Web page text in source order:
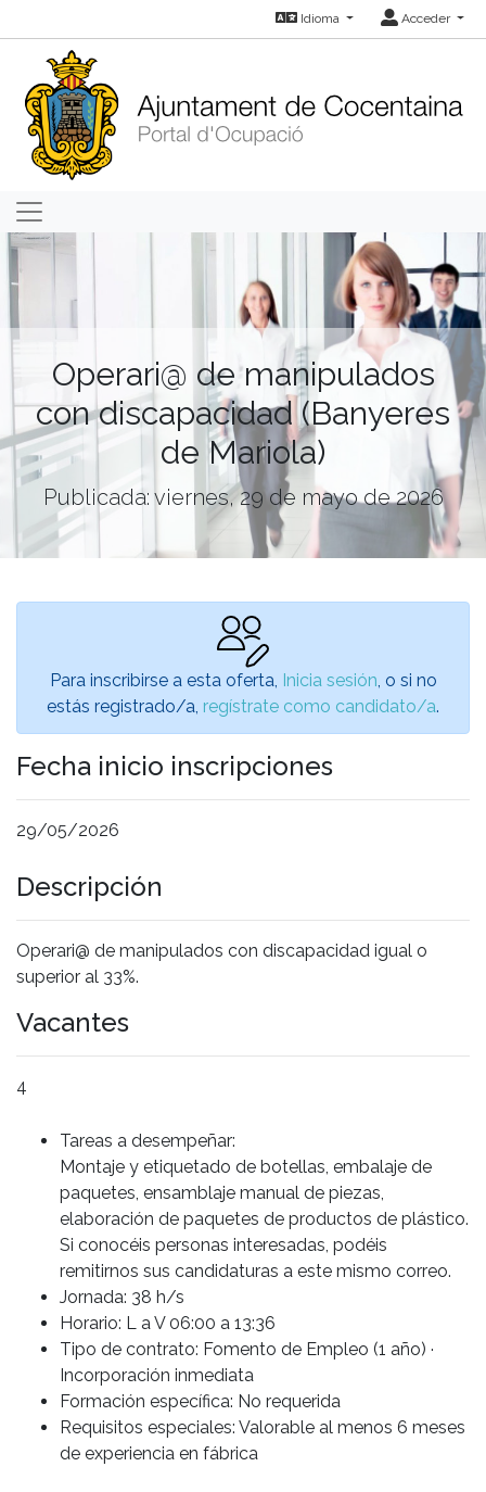
Idioma Acceder
Operari@ de manipulados
con discapacidad (Banyeres
de Mariola)
Publicada: viernes, 29 de mayo de 2026
Para inscribirse a esta oferta, Inicia sesión , o si no
estás registrado/a, regístrate como candidato/a.
Fecha inicio inscripciones
29/05/2026
Descripción
Operari@ de manipulados con discapacidad igual o
superior al 33%.
Vacantes
4
Tareas a desempeñar:
Montaje y etiquetado de botellas, embalaje de
paquetes, ensamblaje manual de piezas,
elaboración de paquetes de productos de plástico.
Si conocéis personas interesadas, podéis
remitirnos sus candidaturas a este mismo correo.
Jornada: 38 h/s
Horario: L a V 06:00 a 13:36
Tipo de contrato: Fomento de Empleo (1 año) ·
Incorporación inmediata
Formación específica: No requerida
Requisitos especiales: Valorable al menos 6 meses
de experiencia en fábrica